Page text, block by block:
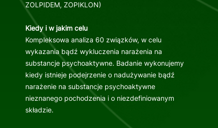
ZOLPIDEM, ZOPIKLON)
Kiedy i w jakim celu
Kompleksowa analiza 60 związków, w celu
wykazania bądź wykluczenia narażenia na
substancje psychoaktywne. Badanie wykonujemy
kiedy istnieje podejrzenie o nadużywanie bądź
narażenie na substancje psychoaktywne
nieznanego pochodzenia i o niezdefiniowanym
składzie.